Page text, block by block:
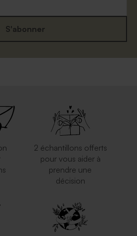
Enveloppe mariage papier
S'abonner
2 échantillons offerts
pour vous aider à
prendre une
décision